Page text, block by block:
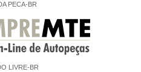
PECA-BR
LIVRE-BR